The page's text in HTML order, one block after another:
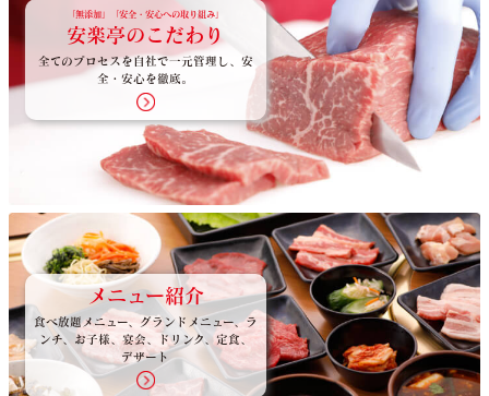
「無添加」「安全・安心への取り組み」
安楽亭のこだわり
全てのプロセスを自社で一元管理し、安
全・安心を徹底。
メニュー紹介
食べ放題メニュー、グランドメニュー、ラ
ンチ、お子様、宴会、ドリンク、定食、
デザート